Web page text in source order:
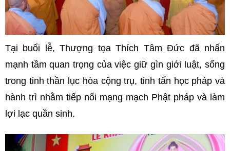
Tại buổi lễ, Thượng tọa Thích Tâm Đức đã nhấn
mạnh tầm quan trọng của việc giữ gìn giới luật, sống
trong tinh thần lục hòa cộng trụ, tinh tấn học pháp và
hành trì nhằm tiếp nối mạng mạch Phật pháp và làm
lợi lạc quần sinh.